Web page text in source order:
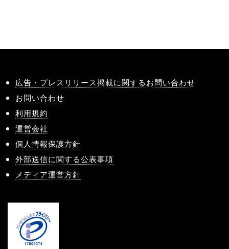
広告・プレスリリース掲載に関するお問い合わせ
お問い合わせ
利用規約
運営会社
個人情報保護方針
外部送信に関する公表事項
メディア運営方針